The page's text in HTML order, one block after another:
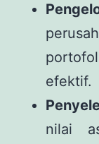
efektif.
nilai